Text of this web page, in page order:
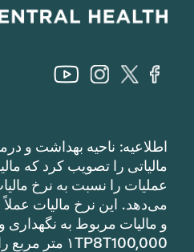
اطلاعیه: ناحیه بهداشت و
مالیاتی را تصویب کرد که
عملیات را نسبت به نرخ
و مالیات مربوط به نگهداری